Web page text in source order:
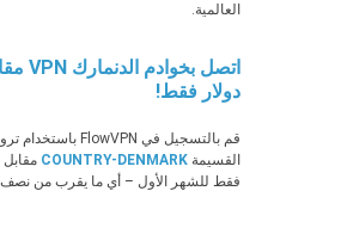
العالمية.
دولار فقط!
القسيمة COUNTRY-DENMARK
فقط للشهر الأول – أي ما يقرب من نصف